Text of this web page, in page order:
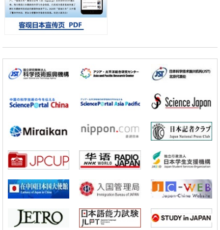
开发出300亿年仅误差1秒的光晶格钟，构建网络将其打造为下一代社会
基础设施
经济・社会
大阪大学开发出膜脂质可视化工具，使脂质探针的高效开发成为可能
科学研究
带大量基因的人工细胞
政策
科学研究
京都大学高效生成光的构成单元“光子”，可应用于量子计算机
科学研究
开发出300亿年仅误差1秒的光晶格钟，构建网络将其打造为下一代社会
经济・社会
日本成立“以人为本AI联盟”——力争借助AI拓展社会公众创造力，依托
科学研究
大阪大学开发出膜脂质可视化工具，使脂质探针的高效开发成为可能